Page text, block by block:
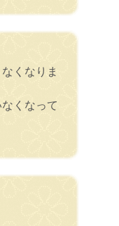
くなりま
くなって